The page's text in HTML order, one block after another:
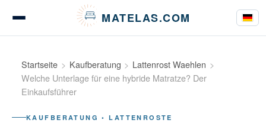
MATELAS.COM
Matratzen Tests & Bewertungen
Bettwaren Tests
Startseite Kaufberatung
Lattenrost Waehlen
Welche Unterlage für eine hybride Matratze? Der
Einkaufsführer
KAUFBERATUNG • LATTENROSTE
Cookie-Einstellungen